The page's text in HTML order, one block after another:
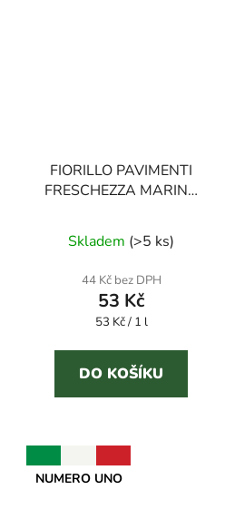
FIORILLO PAVIMENTI
FRESCHEZZA MARINA
prostředek na podlahy
Skladem (>5 ks)
44 Kč bez DPH
53 Kč
Měrná
53 Kč / 1 l
DO KOŠÍKU
NUMERO UNO